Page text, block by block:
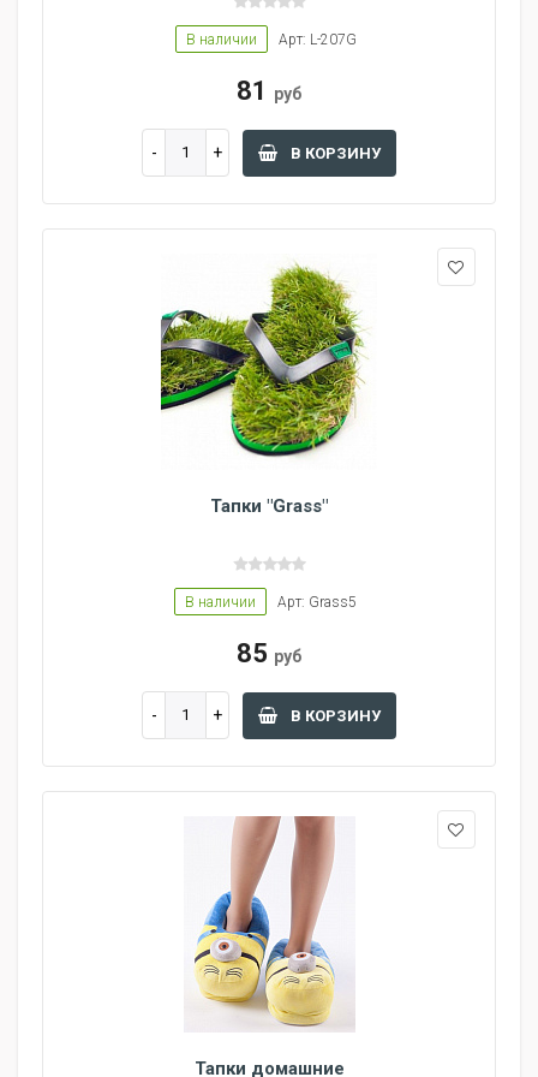
В наличии Арт: L-207G
81 руб
В КОРЗИНУ
Тапки "Grass"
В наличии Арт: Grass5
85 руб
В КОРЗИНУ
Тапки домашние